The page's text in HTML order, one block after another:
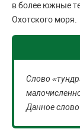
в более южные
Охотского моря.
Слово
Данное слово